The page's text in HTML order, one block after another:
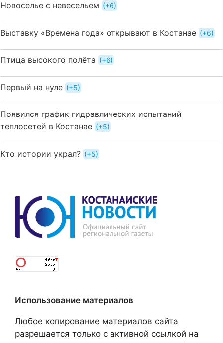
Новоселье с невесельем +6
Выставку «Времена года» открывают в Костанае +6
Птица высокого полёта +6
Первый на нуле +5
Появился график гидравлических испытаний
теплосетей в Костанае
+5
Кто истории украл? +5
Использование материалов
Любое копирование материалов сайта
разрешается только с активной ссылкой на